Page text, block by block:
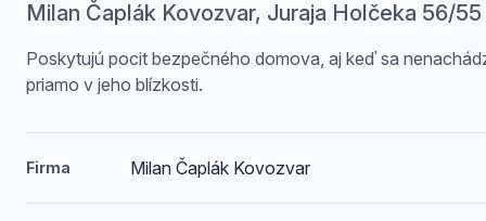
Milan Čaplák Kovozvar, Juraja Holčeka 56/
Poskytujú pocit bezpečného domova, aj keď sa
priamo v jeho blízkosti.
Firma Milan Čaplák Kovozvar